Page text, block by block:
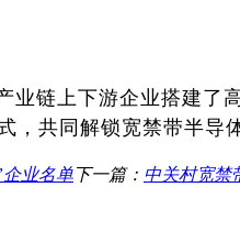
业链上下游企业搭建
共同解锁宽禁带半导
业名单下一篇： 中关村宽禁